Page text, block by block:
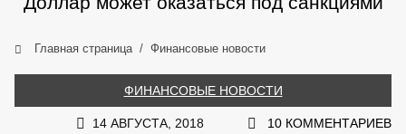
Главная страница Финансовые новости
ФИНАНСОВЫЕ НОВОСТИ
14 АВГУСТА, 2018 10 КОММЕНТАРИЕВ